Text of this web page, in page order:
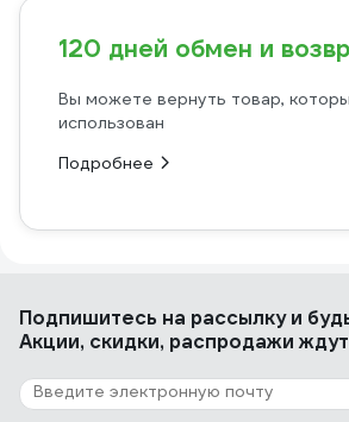
120 дней обмен и
Вы можете вернуть товар,
использован
Подробнее
Подпишитесь на рассылкуи
Акции, скидки, распродажи